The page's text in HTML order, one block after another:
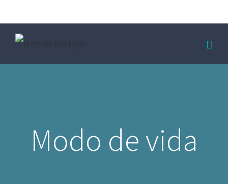
contenido
Modo de vida